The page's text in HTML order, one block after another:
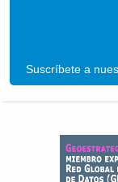
Suscríbete a